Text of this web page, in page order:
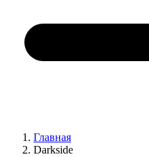
Главная
Darkside